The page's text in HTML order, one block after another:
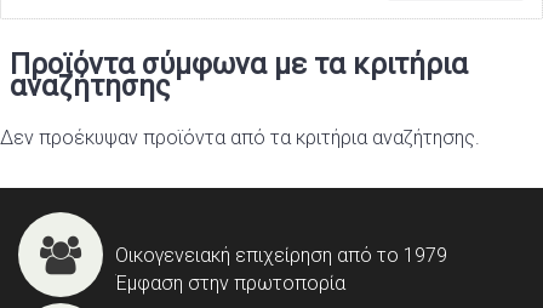
Προϊόντα σύμφωνα με τα κριτήρια
αναζήτησης
Δεν προέκυψαν προϊόντα από τα κριτήρια αναζήτησης.
Οικογενειακή επιχείρηση από το 1979
Έμφαση στην πρωτοπορία